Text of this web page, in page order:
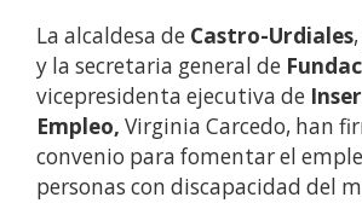
La alcaldesa de Castro-Urdiales
y la secretaria general de
vicepresidenta ejecutiva de
Empleo, Virginia Carcedo, han
convenio para fomentar el
personas con discapacidad del